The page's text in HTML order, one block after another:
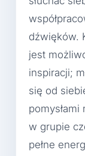
dźwięków.
jest
inspiracji;
się od
w grupie
pełne